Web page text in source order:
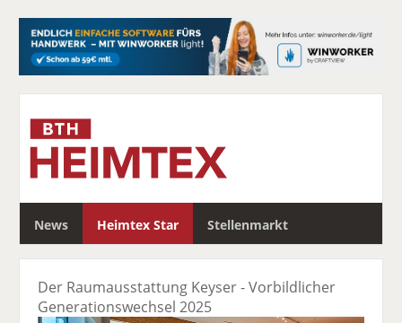
News Heimtex Star Stellenmarkt
c
Der Raumausstattung Keyser - Vorbildlicher
Generationswechsel 2025